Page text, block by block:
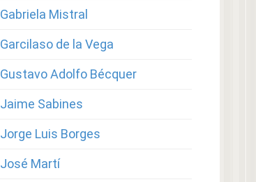
Gabriela Mistral
Garcilaso de la Vega
Gustavo Adolfo Bécquer
Jaime Sabines
Jorge Luis Borges
José Martí